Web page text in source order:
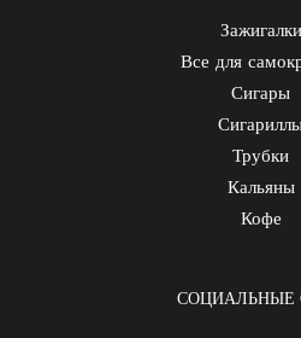
Зажигалки
Все для
Сигары
Трубки
Кальяны
Кофе
СОЦИАЛЬНЫЕ